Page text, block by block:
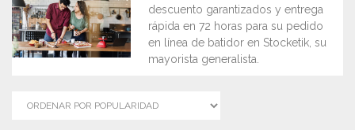
descuento garantizados y entrega
rápida en 72 horas para su pedido
en línea de batidor en Stocketik, su
mayorista generalista.